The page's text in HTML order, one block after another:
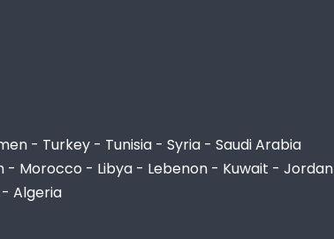
- Turkey - Tunisia - Syria - Saudi Arabia
- Morocco - Libya - Lebenon - Kuwait - Jordan
Algeria